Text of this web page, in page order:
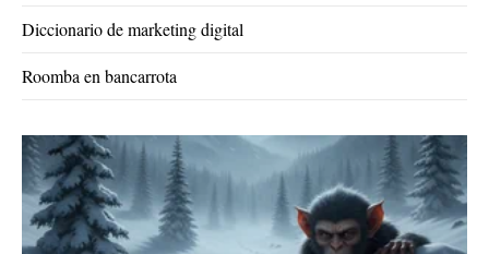
Diccionario de marketing digital
Roomba en bancarrota